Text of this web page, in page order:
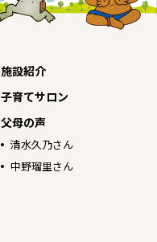
施設紹介
子育てサロン
父母の声
清水久乃さん
中野瑠里さん